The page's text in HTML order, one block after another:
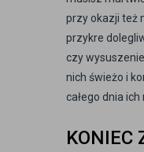
przy okazji też
przykre
czy
nich świeżo i
całego dnia ich
KONIEC